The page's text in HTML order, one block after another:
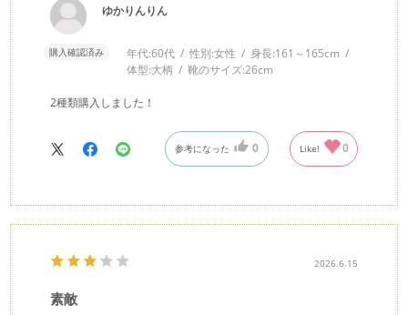
ゆかりんりん
購入確認済み 年代:60代 性別:女性 身長:161～165cm
体型:大柄 靴のサイズ:26cm
2種類購入しました！
参考になった 0 Like! 0
2026.6.15
素敵